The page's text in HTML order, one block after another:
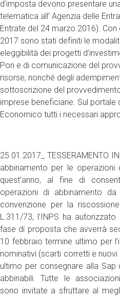
d’imposta devono presentare
telematica all’ Agenzia delle
Entrate del 24 marzo 2016).
2017 sono stati definiti le
eleggibilità dei progetti
Pon e di comunicazione del
risorse, nonché degli
sottoscrizione del
imprese beneficiarie. Sul portale
Economico tutti i necessari
25.01.2017_ TESSERAMENTO
abbinamento per le operazioni
quest’anno, al fine di
operazioni di abbinamento
convenzione per la
L.311/73, l’INPS ha
fase di proposta che avverrà
10 febbraio termine ultimo per
nominativi (scarti corretti e
ultimo per consegnare alla Sap
abbinabili. Tutte le
sono invitate a sfruttare al